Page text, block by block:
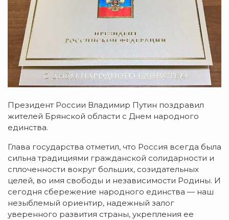
Президент России Владимир Путин поздравил
жителей Брянской области с Днем народного
единства.
Глава государства отметил, что Россия всегда была
сильна традициями гражданской солидарности и
сплоченности вокруг больших, созидательных
целей, во имя свободы и независимости Родины. И
сегодня сбережение народного единства — наш
незыблемый ориентир, надежный залог
уверенного развития страны, укрепления ее